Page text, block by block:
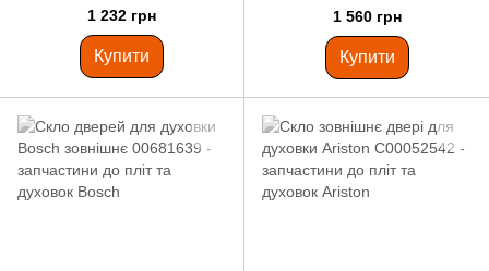
1 232 грн
Купити
1 560 грн
Купити